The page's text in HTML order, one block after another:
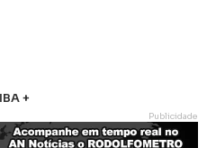
+
Publicidade